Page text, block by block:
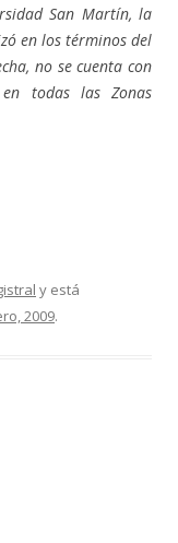
San Martín, la
en los términos del
no se cuenta con
todas las Zonas
y está
2009.